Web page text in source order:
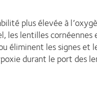
plus élevée à
les lentilles cornéennes
éliminent les signes et
durant le port des